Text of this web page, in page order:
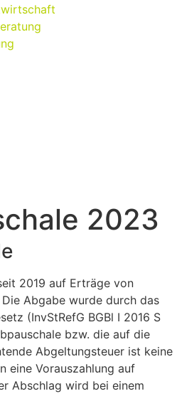
2023
2019 auf Erträge von
Abgabe wurde durch das
(InvStRefG BGBl I 2016 S
bzw. die auf die
Abgeltungsteuer ist keine
eine Vorauszahlung auf
Abschlag wird bei einem